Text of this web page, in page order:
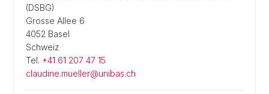
(DSBG)
Grosse Allee 6
4052 Basel
Schweiz
Tel. +41 61 207 47 15
claudine.mueller@unibas.ch